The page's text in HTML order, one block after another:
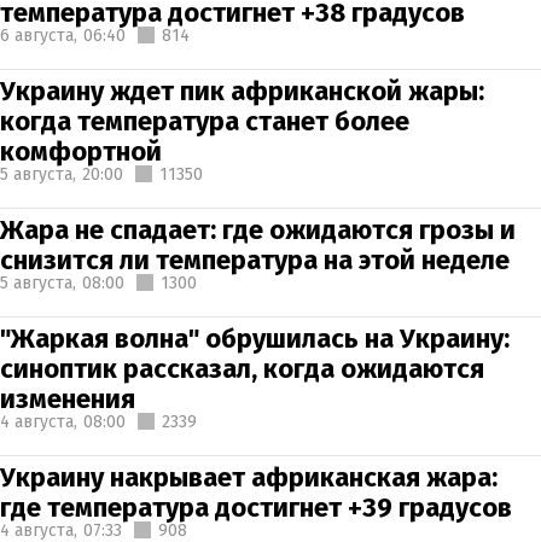
температура достигнет +38 градусов
6 августа, 06:40 814
Украину ждет пик африканской жары:
когда температура станет более
комфортной
5 августа, 20:00 11350
Жара не спадает: где ожидаются грозы и
снизится ли температура на этой неделе
5 августа, 08:00 1300
"Жаркая волна" обрушилась на Украину:
синоптик рассказал, когда ожидаются
изменения
4 августа, 08:00 2339
Украину накрывает африканская жара:
где температура достигнет +39 градусов
4 августа, 07:33 908